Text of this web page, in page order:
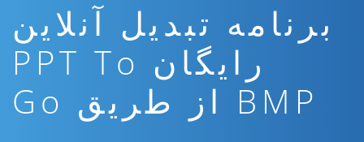
برنامه تبدیل آنلاین
رایگان PPT To
BMP از طریق Go